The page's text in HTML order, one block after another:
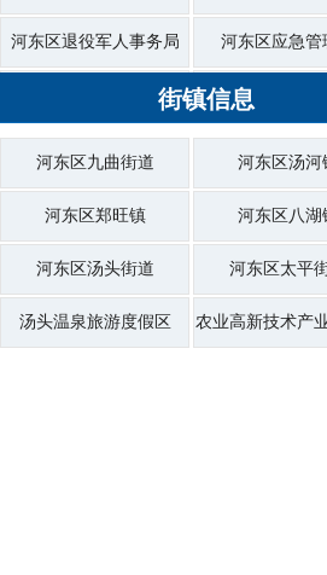
河东区退役军人事务局 河东区应急管
河东区行政审批
街镇信息
河东区九曲街道 河东区汤河
河东区郑旺镇 河东区八湖
河东区汤头街道 河东区太平
汤头温泉旅游度假区 农业高新技术产